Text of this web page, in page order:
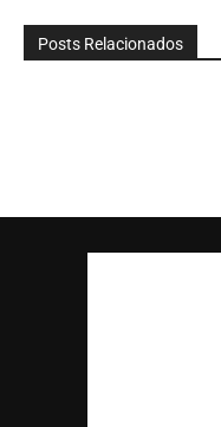
Posts Relacionados